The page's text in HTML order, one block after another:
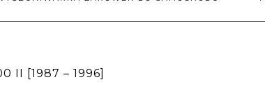
II [1987 – 1996]